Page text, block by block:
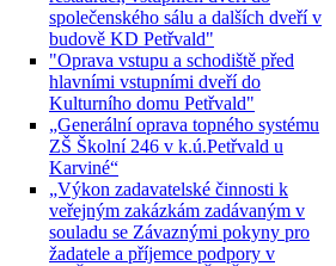
společenského sálu a dalších dveří v
budově KD Petřvald"
"Oprava vstupu a schodiště před
hlavními vstupními dveří do
Kulturního domu Petřvald"
„Generální oprava topného systému
ZŠ Školní 246 v k.ú.Petřvald u
Karviné“
„Výkon zadavatelské činnosti k
veřejným zakázkám zadávaným v
souladu se Závaznými pokyny pro
žadatele a příjemce podpory v